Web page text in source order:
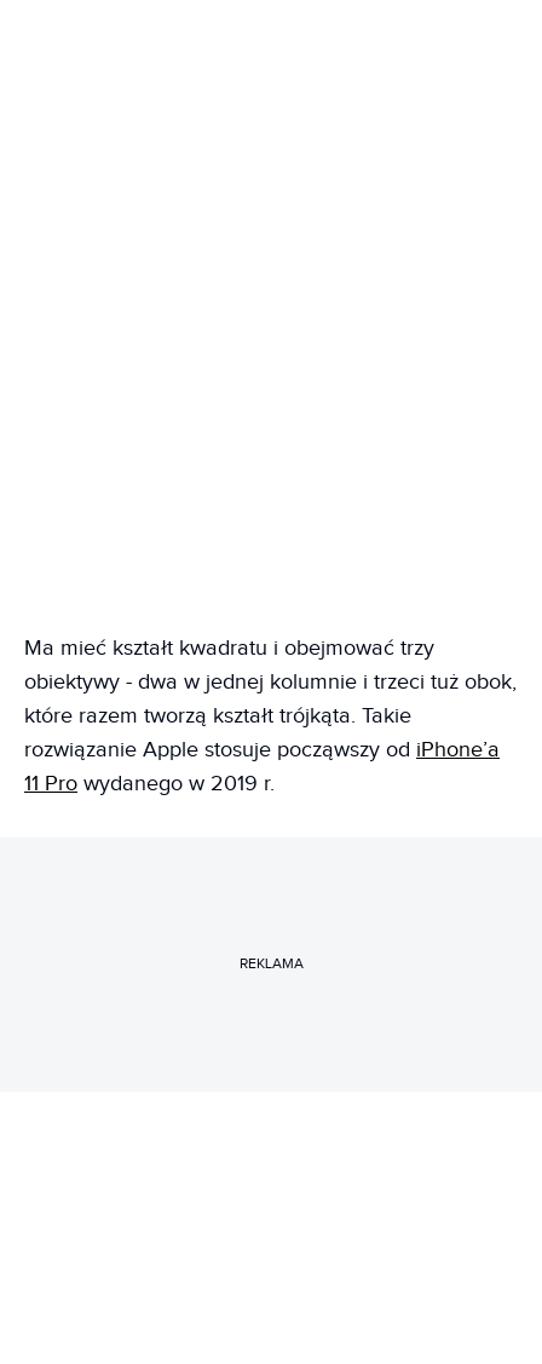
Ma mieć kształt kwadratu i obejmować trzy
obiektywy - dwa w jednej kolumnie i trzeci tuż obok,
które razem tworzą kształt trójkąta. Takie
rozwiązanie Apple stosuje począwszy od iPhone’a
11 Pro wydanego w 2019 r.
REKLAMA